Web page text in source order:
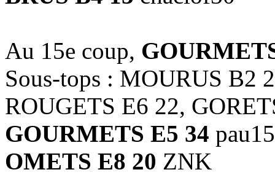
Au 15e coup,
Sous-tops : MOURUS B2
ROUGETS E6 22,
GOURMETS E5 34
OMETS E8 20 ZNK